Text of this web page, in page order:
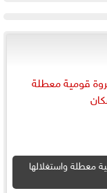
معطلة واستغلالها